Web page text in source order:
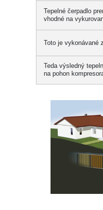
Tepelné čerpadlo
vhodné na
Toto je vykonávané
Teda výsledný
na pohon